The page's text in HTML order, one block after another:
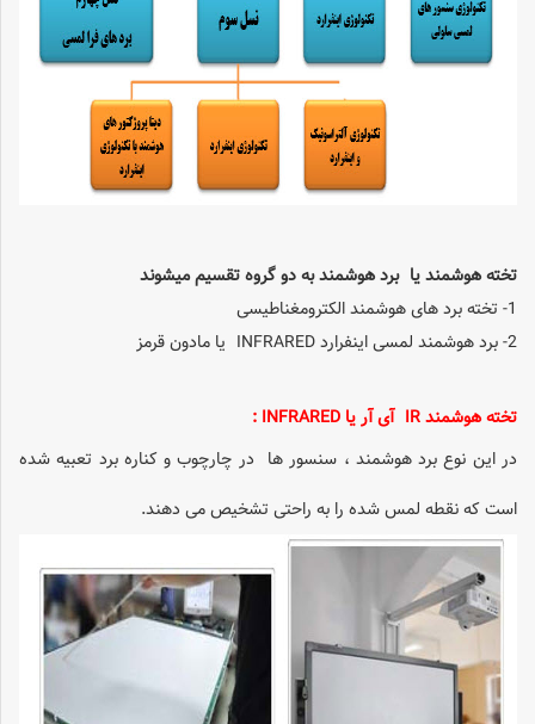
تخته هوشمند یا برد هوشمند به دو گروه تقسیم میشوند
1- تخته برد های هوشمند الکترومغناطیسی
2- برد هوشمند لمسی اینفرارد INFRARED یا مادون قرمز
تخته هوشمند IR آی آر یا INFRARED :
در این نوع برد هوشمند ، سنسور ها در چارچوب و کناره برد تعبیه شده
است که نقطه لمس شده را به راحتی تشخیص می دهند.